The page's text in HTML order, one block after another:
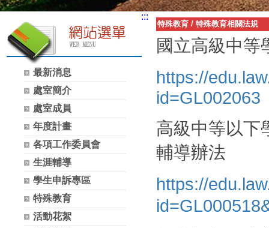
最新消息
處室簡介
處室成員
年度計畫
各項工作委員會
生涯輔導
學生申訴專區
特殊教育
活動花絮
:::
特殊教育 / 特殊教育相關法規
國立高級中等
https://
id=GL002063
高級中等以下
輔導辦法
https://